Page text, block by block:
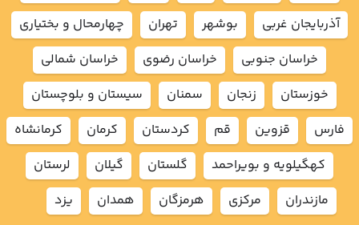
آذربايجان غربي
بوشهر تهران
چهارمحال و بختياري
خراسان جنوبي
خراسان رضوي
خراسان شمالي
خوزستان
زنجان سمنان
سيستان و بلوچستان
فارس
قزوين قم كردستان كرمان
كرمانشاه
كهگيلويه و بويراحمد
گلستان گيلان
لرستان
مازندران
مركزي هرمزگان همدان يزد